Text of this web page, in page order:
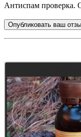
Антиспам проверка.